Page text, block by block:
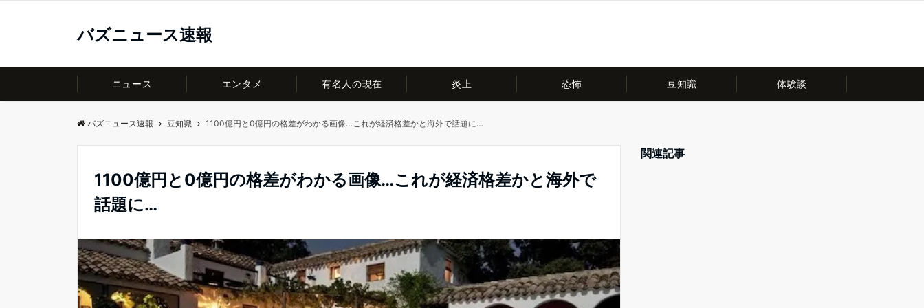
バズニュース速報
ニュース エンタメ 有名人の現在 炎上 恐怖 豆知識 体験談
バズニュース速報 豆知識 1100億円と0億円の格差がわかる画像…これが経済格差かと海外で話題に…
1100億円と0億円の格差がわかる画像…これが経済格差かと海外で
話題に…
関連記事